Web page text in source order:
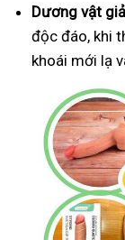
Dương vật
độc đáo, khi
khoái mới lạ